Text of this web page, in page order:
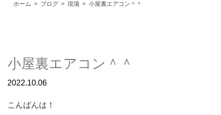
ホーム ブログ 現場 小屋裏エアコン＾＾
小屋裏エアコン＾＾
2022.10.06
こんばんは！